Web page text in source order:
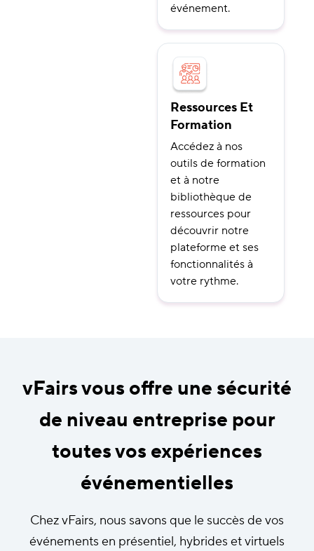
événement.
Ressources Et
Formation
Accédez à nos
outils de formation
et à notre
bibliothèque de
ressources pour
découvrir notre
plateforme et ses
fonctionnalités à
votre rythme.
vFairs vous offre une sécurité
de niveau entreprise pour
toutes vos expériences
événementielles
Chez vFairs, nous savons que le succès de vos
événements en présentiel, hybrides et virtuels